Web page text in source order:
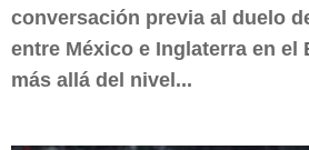
conversación previa al duelo
entre México e Inglaterra en el
más allá del nivel...